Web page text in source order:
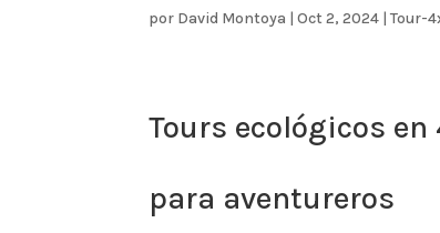
por David Montoya |Oct 2, 2024 |Tour-
Tours ecológicos
para aventureros